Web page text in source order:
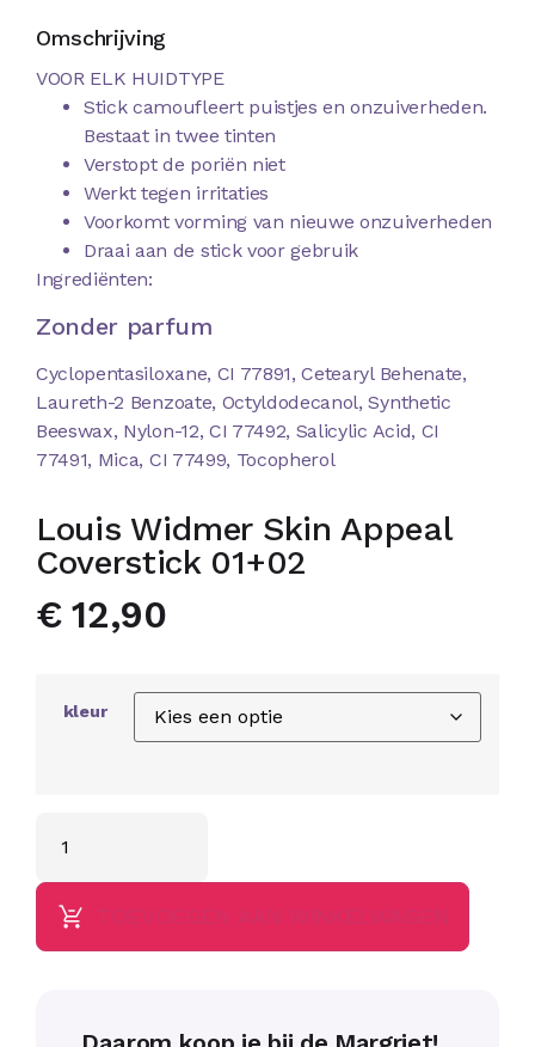
Omschrijving
VOOR ELK HUIDTYPE
Stick camoufleert puistjes en onzuiverheden.
Bestaat in twee tinten
Verstopt de poriën niet
Werkt tegen irritaties
Voorkomt vorming van nieuwe onzuiverheden
Draai aan de stick voor gebruik​
Ingrediënten:
Zonder parfum
Cyclopentasiloxane, CI 77891, Cetearyl Behenate,
Laureth-2 Benzoate, Octyldodecanol, Synthetic
Beeswax, Nylon-12, CI 77492, Salicylic Acid, CI
77491, Mica, CI 77499, Tocopherol
Louis Widmer Skin Appeal
Coverstick 01+02
€12,90
kleur